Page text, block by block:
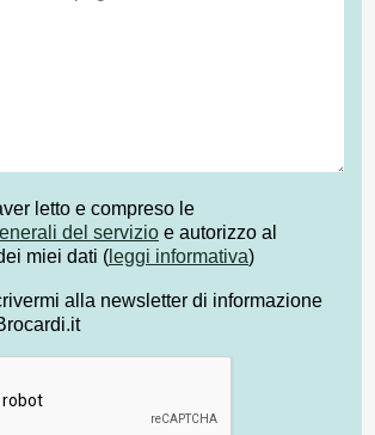
letto e compreso le
del servizio e autorizzo al
miei dati ( leggi informativa)
alla newsletter di informazione